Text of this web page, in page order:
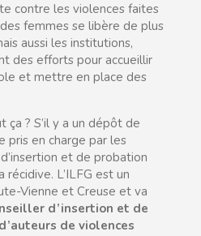
contre les violences faites
femmes se libère de plus
aussi les institutions,
des efforts pour accueillir
et mettre en place des
ça ? S’il y a un dépôt de
pris en charge par les
et de probation
L’ILFG est un
Vienne et Creuse et va
d’insertion et de
de violences